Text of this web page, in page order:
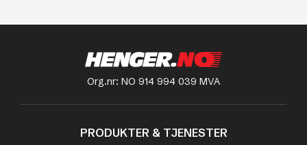
Org.nr: NO 914 994 039 MVA
PRODUKTER & TJENESTER